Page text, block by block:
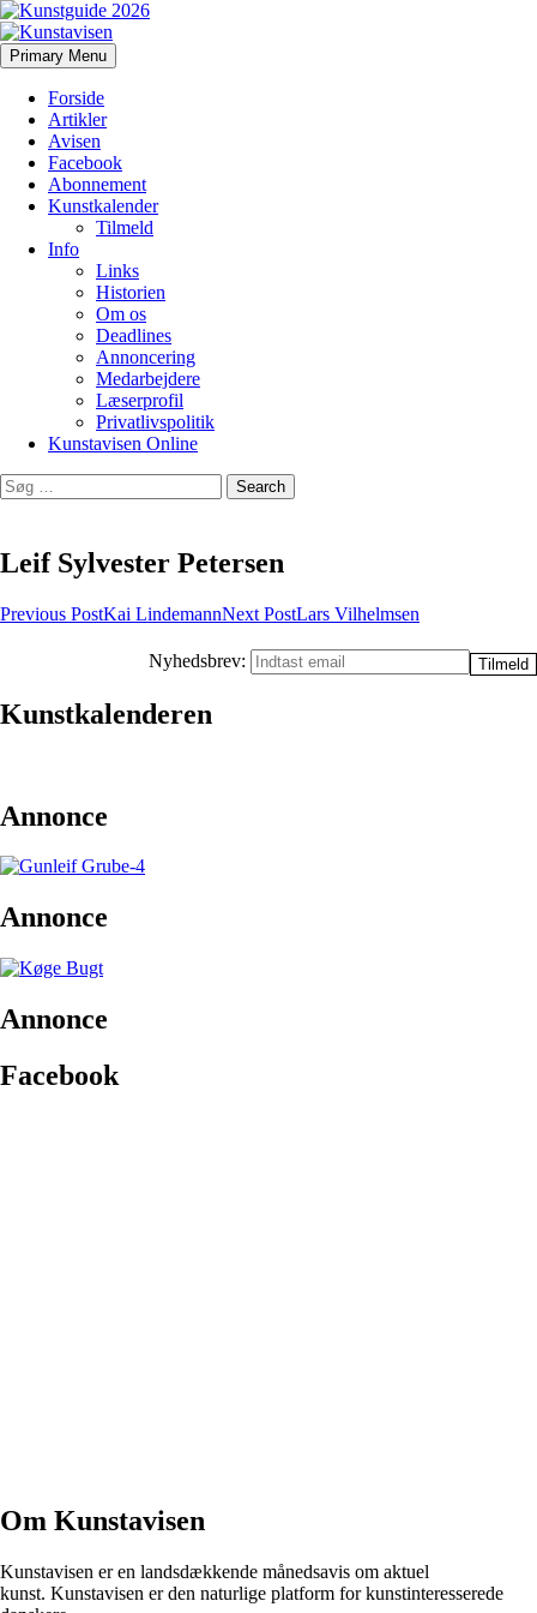
Kunstavisen
Search
Primary Menu Skip
to
Forside
Artikler
Avisen
Facebook
Abonnement
Kunstkalender
Tilmeld
Info
Links
Historien
Om os
Deadlines
Annoncering
Medarbejdere
Læserprofil
Privatlivspolitik
Kunstavisen Online
Search
for:
Leif Sylvester Petersen
Post
Previous PostKai LindemannNext PostLars Vilhelmsen
Nyhedsbrev:
Kunstkalenderen
Annonce
Annonce
Annonce
Facebook
Om Kunstavisen
Kunstavisen er en landsdækkende månedsavis om aktuel
kunst. Kunstavisen er den naturlige platform for kunstinteresserede